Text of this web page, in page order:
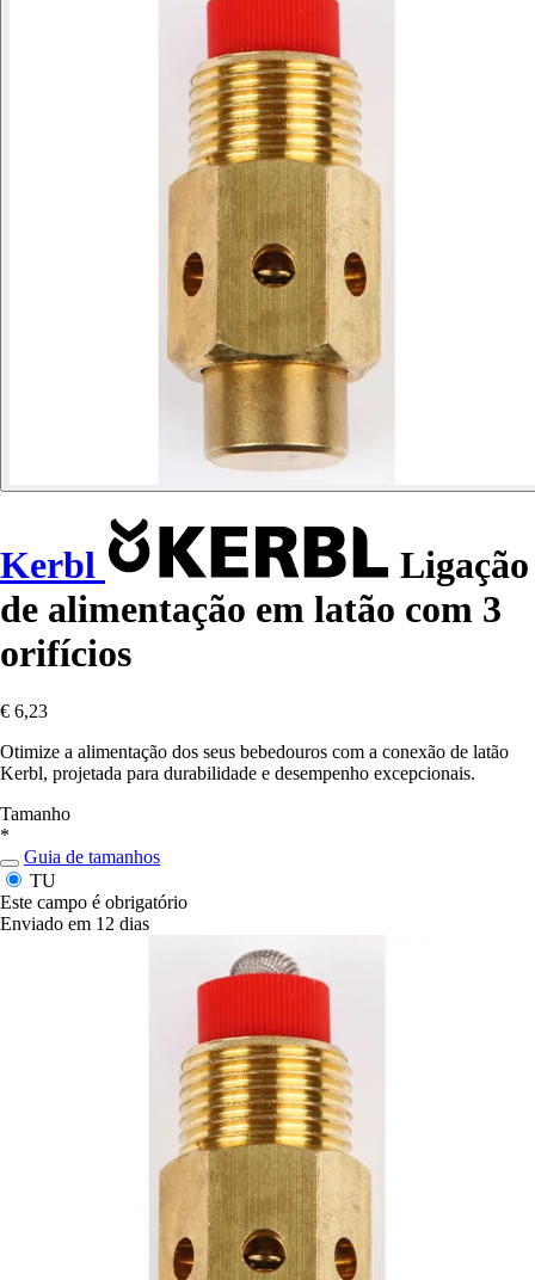
Kerbl
Ligação
de alimentação em latão com 3
orifícios
€ 6,23
Otimize a alimentação dos seus bebedouros com a conexão de latão
Kerbl, projetada para durabilidade e desempenho excepcionais.
Tamanho
*
Guia de tamanhos
TU
Este campo é obrigatório
Enviado em 12 dias